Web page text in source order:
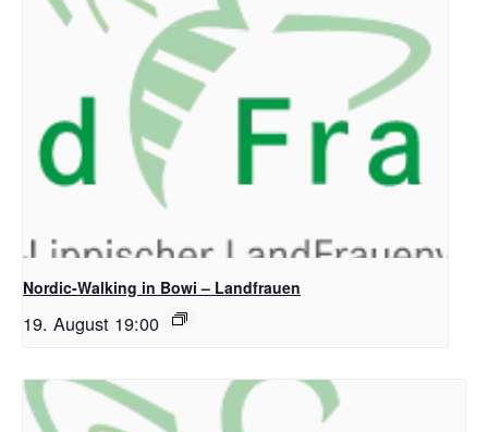
Nordic-Walking in Bowi – Landfrauen
19. August 19:00